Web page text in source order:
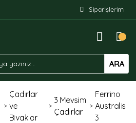
Siparişlerim
ARA
Çadırlar
ve
Bivaklar
3 Mevsim
Çadırlar
Ferrino
Australis
3